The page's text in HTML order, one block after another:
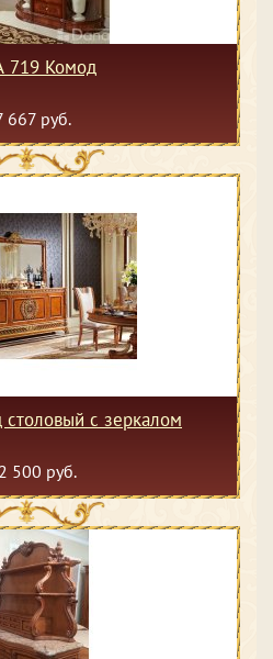
719 Комод
667 руб.
с зеркалом
500 руб.